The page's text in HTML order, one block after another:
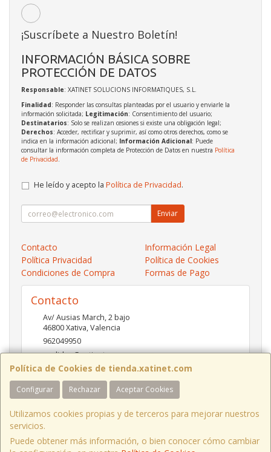
Política de Cookies de tienda.xatinet.com
Configurar Rechazar Aceptar Cookies
Utilizamos cookies propias y de terceros para mejorar nuestros
servicios.
Puede obtener más información, o bien conocer cómo cambiar
¡Suscríbete a Nuestro Boletín!
INFORMACIÓN BÁSICA SOBRE
PROTECCIÓN DE DATOS
Responsable: XATINET SOLUCIONS INFORMATIQUES, S.L.
Finalidad: Responder las consultas planteadas por el usuario y enviarle la
información solicitada; Legitimación: Consentimiento del usuario;
Destinatarios: Solo se realizan cesiones si existe una obligación legal;
Derechos: Acceder, rectificar y suprimir, así como otros derechos, como se
indica en la información adicional; Información Adicional: Puede
consultar la información completa de Protección de Datos en nuestra Política
de Privacidad.
He leído y acepto la Política de Privacidad.
Enviar
Contacto
Información Legal
Política Privacidad
Política de Cookies
Condiciones de Compra
Formas de Pago
Contacto
Av/ Ausias March, 2 bajo
46800Xativa,Valencia
962049950
pedidos@xatinet.com
Horario
9-13:30 16:30-19:30